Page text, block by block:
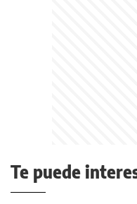
Te puede